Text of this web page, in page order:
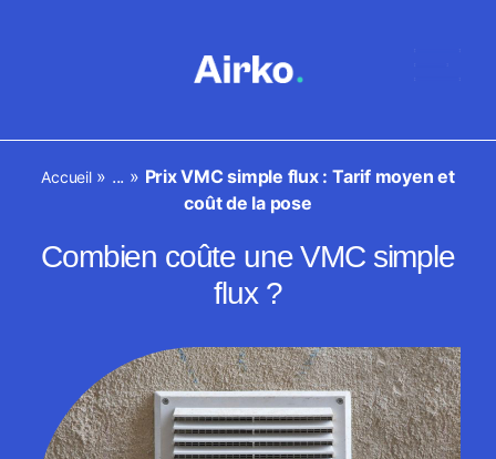
Accueil» ... » Prix VMC simple flux : Tarif moyen et
coût de la pose
Combien coûte une VMC simple
flux ?